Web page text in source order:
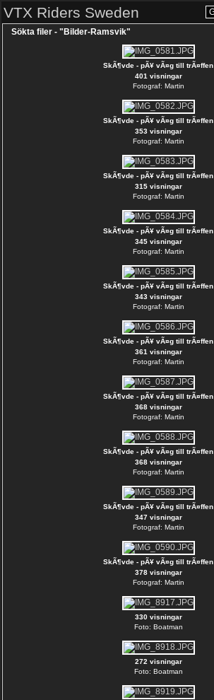
VTX Riders Sweden
Sökta filer - "Bilder-Ramsvik"
SkÃ¶vde - pÃ¥ vÃ¤g till trÃ¤ffen
401 visningar
Fotograf: Martin
SkÃ¶vde - pÃ¥ vÃ¤g till trÃ¤ffen
353 visningar
Fotograf: Martin
SkÃ¶vde - pÃ¥ vÃ¤g till trÃ¤ffen
315 visningar
Fotograf: Martin
SkÃ¶vde - pÃ¥ vÃ¤g till trÃ¤ffen
345 visningar
Fotograf: Martin
SkÃ¶vde - pÃ¥ vÃ¤g till trÃ¤ffen
343 visningar
Fotograf: Martin
SkÃ¶vde - pÃ¥ vÃ¤g till trÃ¤ffen
361 visningar
Fotograf: Martin
SkÃ¶vde - pÃ¥ vÃ¤g till trÃ¤ffen
368 visningar
Fotograf: Martin
SkÃ¶vde - pÃ¥ vÃ¤g till trÃ¤ffen
368 visningar
Fotograf: Martin
SkÃ¶vde - pÃ¥ vÃ¤g till trÃ¤ffen
347 visningar
Fotograf: Martin
SkÃ¶vde - pÃ¥ vÃ¤g till trÃ¤ffen
378 visningar
Fotograf: Martin
330 visningar
Foto: Boatman
272 visningar
Foto: Boatman